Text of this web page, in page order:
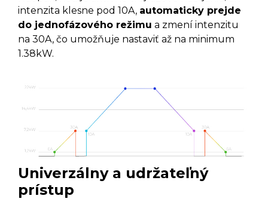
intenzita klesne pod 10A, automaticky prejde
do jednofázového režimu a zmení intenzitu
na 30A, čo umožňuje nastaviť až na minimum
1.38kW.
Univerzálny a udržateľný
prístup